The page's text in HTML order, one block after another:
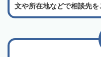
文や所在地などで相談先を